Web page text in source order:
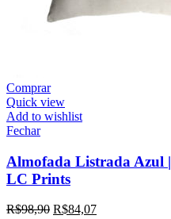
Comprar
Quick view
Add to wishlist
Fechar
Almofada Listrada Azul |
LC Prints
R$98,90 R$84,07